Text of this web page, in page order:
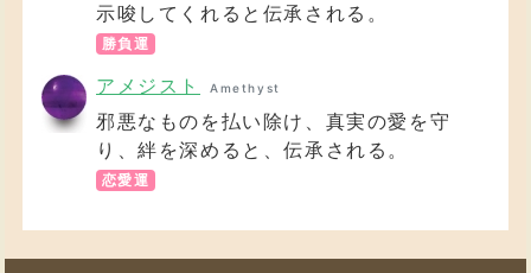
示唆してくれると伝承される。
勝負運
アメジスト Amethyst
邪悪なものを払い除け、真実の愛を守
り、絆を深めると、伝承される。
恋愛運